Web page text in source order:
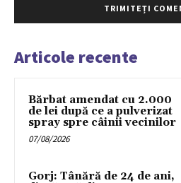
Articole recente
Bărbat amendat cu 2.000
de lei după ce a pulverizat
spray spre câinii vecinilor
07/08/2026
Gorj: Tânără de 24 de ani,